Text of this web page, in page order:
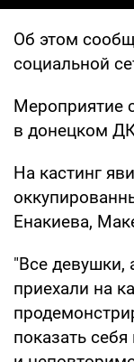
Об этом
социальной
Мероприятие
в донецком
На кастинг
Енакиевa,
"Все девушки,
приехали на
показать